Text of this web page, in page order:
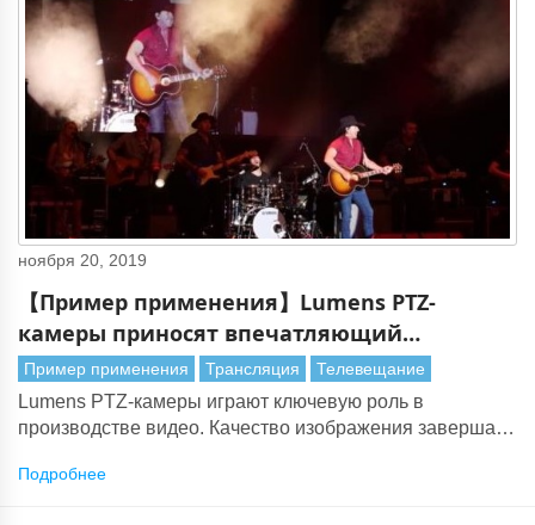
ноября 20, 2019
【Пример применения】Lumens PTZ-
камеры приносят впечатляющий
аудиовизуальный опыт в тур «Backroad
Nation»
Пример применения Трансляция Телевещание
Lumens PTZ-камеры играют ключевую роль в
производстве видео. Качество изображения завершает
Подробнее